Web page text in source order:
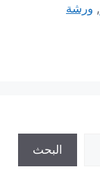
, ورشة
البحث